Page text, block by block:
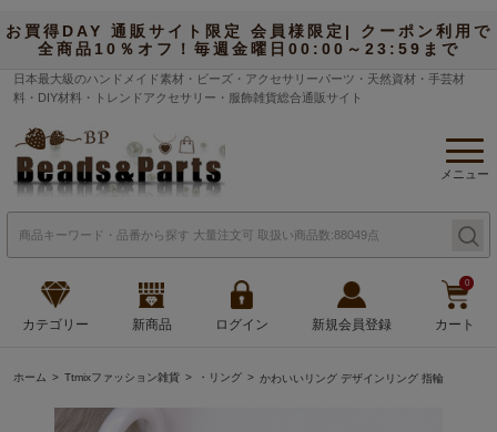
お買得DAY 通販サイト限定 会員様限定| クーポン利用で
全商品10％オフ！毎週金曜日00:00～23:59まで
日本最大級のハンドメイド素材・ビーズ・アクセサリーパーツ・天然資材・手芸材
料・DIY材料・トレンドアクセサリー・服飾雑貨総合通販サイト
メニュー
カテゴリー 新商品 ログイン 新規会員登録
0
カート
ホーム Ttmixファッション雑貨 ・リング かわいいリング デザインリング 指輪